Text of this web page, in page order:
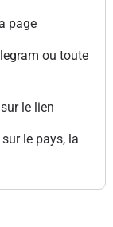
page
ou toute
le lien
le pays, la